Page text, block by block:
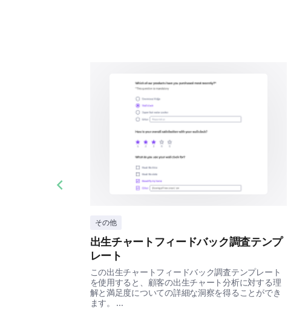
その他
出生チャートフィードバック調査テンプ
レート
この出生チャートフィードバック調査テンプレート
を使用すると、顧客の出生チャート分析に対する理
解と満足度についての詳細な洞察を得ることができ
ます。 ...
Previous slide